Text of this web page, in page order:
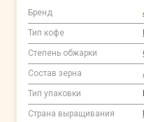
Бренд
Тип кофе
Степень обжарки
Состав зерна
Тип упаковки
Страна выращивания